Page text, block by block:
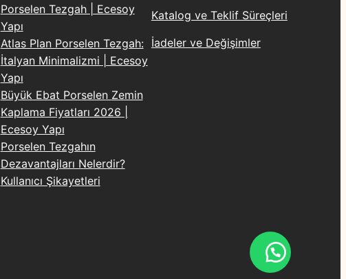
Porselen Tezgah | Ecesoy
Yapı
Atlas Plan Porselen Tezgah:
İtalyan Minimalizmi | Ecesoy
Yapı
Büyük Ebat Porselen Zemin
Kaplama Fiyatları 2026 |
Ecesoy Yapı
Porselen Tezgahın
Dezavantajları Nelerdir?
Kullanıcı Şikayetleri
Katalog ve Teklif Süreçleri
İadeler ve Değişimler